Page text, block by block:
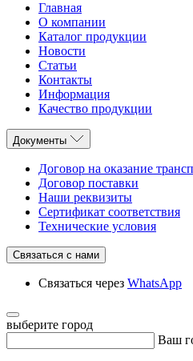
Главная
О компании
Каталог продукции
Новости
Статьи
Контакты
Информация
Качество продукции
Документы
Договор на оказание
Договор поставки
Наши реквизиты
Сертификат соответствия
Технические условия
Связаться с нами
Связаться через WhatsApp
выберите город
Ваш